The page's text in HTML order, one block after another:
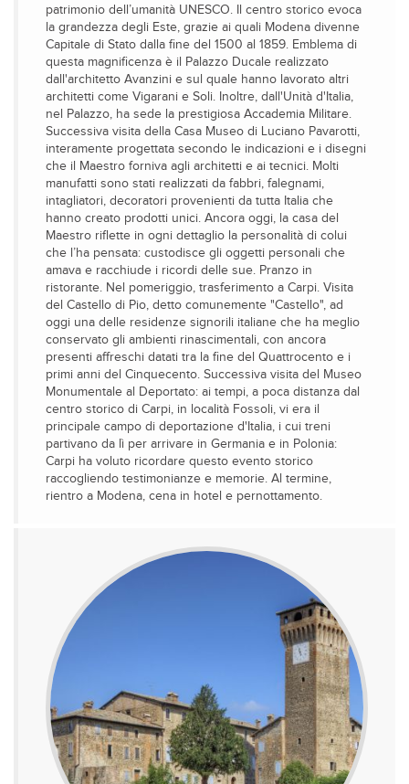
patrimonio dell’umanità UNESCO. Il centro storico evoca
la grandezza degli Este, grazie ai quali Modena divenne
Capitale di Stato dalla fine del 1500 al 1859. Emblema di
questa magnificenza è il Palazzo Ducale realizzato
dall'architetto Avanzini e sul quale hanno lavorato altri
architetti come Vigarani e Soli. Inoltre, dall'Unità d'Italia,
nel Palazzo, ha sede la prestigiosa Accademia Militare.
Successiva visita della Casa Museo di Luciano Pavarotti,
interamente progettata secondo le indicazioni e i disegni
che il Maestro forniva agli architetti e ai tecnici. Molti
manufatti sono stati realizzati da fabbri, falegnami,
intagliatori, decoratori provenienti da tutta Italia che
hanno creato prodotti unici. Ancora oggi, la casa del
Maestro riflette in ogni dettaglio la personalità di colui
che l’ha pensata: custodisce gli oggetti personali che
amava e racchiude i ricordi delle sue. Pranzo in
ristorante. Nel pomeriggio, trasferimento a Carpi. Visita
del Castello di Pio, detto comunemente "Castello", ad
oggi una delle residenze signorili italiane che ha meglio
conservato gli ambienti rinascimentali, con ancora
presenti affreschi datati tra la fine del Quattrocento e i
primi anni del Cinquecento. Successiva visita del Museo
Monumentale al Deportato: ai tempi, a poca distanza dal
centro storico di Carpi, in località Fossoli, vi era il
principale campo di deportazione d'Italia, i cui treni
partivano da lì per arrivare in Germania e in Polonia:
Carpi ha voluto ricordare questo evento storico
raccogliendo testimonianze e memorie. Al termine,
rientro a Modena, cena in hotel e pernottamento.